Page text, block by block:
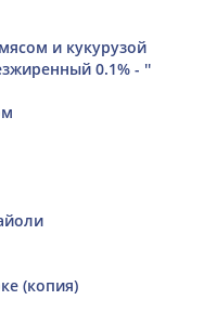
и кукурузой
0.1% - ''
(копия)